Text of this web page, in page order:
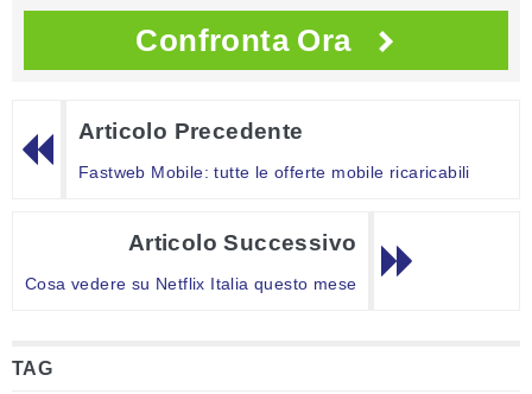
Confronta Ora
Articolo Precedente
Fastweb Mobile: tutte le offerte mobile ricaricabili
Articolo Successivo
Cosa vedere su Netflix Italia questo mese
TAG